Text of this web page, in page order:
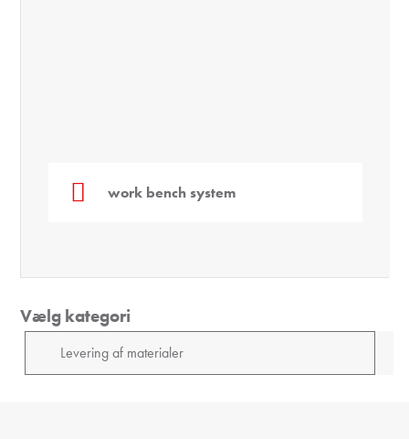
Vælg kategori
work bench system